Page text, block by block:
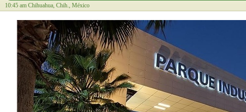
10:45 am Chihuahua, Chih., México